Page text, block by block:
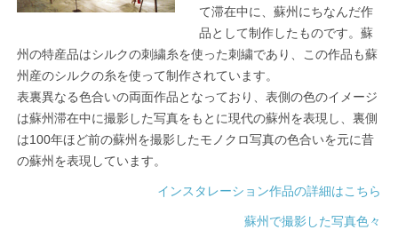
て滞在中に、蘇州にちなんだ作
品として制作したものです。蘇
州の特産品はシルクの刺繍糸を使った刺繍であり、この作品も蘇
州産のシルクの糸を使って制作されています。
表裏異なる色合いの両面作品となっており、表側の色のイメージ
は蘇州滞在中に撮影した写真をもとに現代の蘇州を表現し、裏側
は100年ほど前の蘇州を撮影したモノクロ写真の色合いを元に昔
の蘇州を表現しています。
インスタレーション作品の詳細はこちら
蘇州で撮影した写真色々